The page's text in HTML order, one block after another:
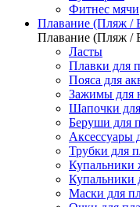
Фитнес мячи
Плавание (Пляж /
Плавание (Пляж /
Ласты
Плавки для
Пояса для
Зажимы для
Шапочки
Беруши для
Аксессуары
Трубки для
Купальники
Купальники
Маски для